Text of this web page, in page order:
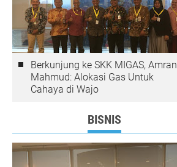
Berkunjung ke SKK MIGAS, Amran
Mahmud: Alokasi Gas Untuk
Cahaya di Wajo
BISNIS